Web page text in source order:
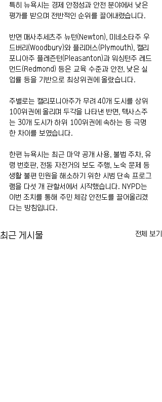
특히 뉴욕시는 경제 안정성과 안전 분야에서 낮은
평가를 받으며 전반적인 순위를 끌어내렸습니다.
반면 매사추세츠주 뉴턴(Newton), 미네소타주 우
드버리(Woodbury)와 플리머스(Plymouth), 캘리
포니아주 플레즌턴(Pleasanton)과 워싱턴주 레드
먼드(Redmond) 등은 교육 수준과 안전, 낮은 실
업률 등을 기반으로 최상위권에 올랐습니다.
주별로는 캘리포니아주가 무려 40개 도시를 상위
100위권에 올리며 두각을 나타낸 반면, 텍사스주
는 30개 도시가 하위 100위권에 속하는 등 극명
한 차이를 보였습니다.
한편 뉴욕시는 최근 마약 공개 사용, 불법 주차, 유
령 번호판, 전동 자전거의 보도 주행, 노숙 문제 등
생활 불편 민원을 해소하기 위한 시범 단속 프로그
램을 다섯 개 관할서에서 시작했습니다. NYPD는
이번 조치를 통해 주민 체감 안전도를 끌어올리겠
다는 방침입니다.
최근 게시물 전체 보기